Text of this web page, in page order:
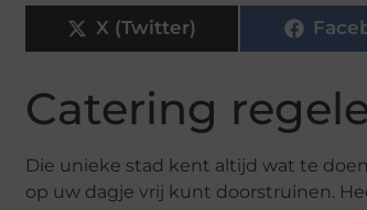
X (Twitter)
Catering
Die unieke stad kent altijd wat te
op uw dagje vrij kunt doorstruinen.